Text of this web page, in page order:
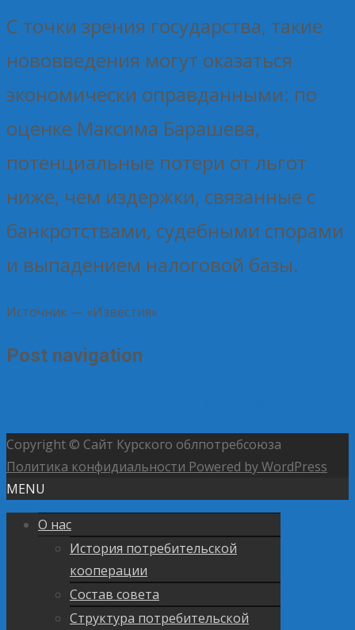
С точки зрения государства, такие
нововведения могут оказаться
экономически оправданными: по
оценке Максима Барашева,
потенциальные потери от льгот
ниже, чем издержки, связанные с
банкротствами, судебными спорами
и выпадением налоговой базы.
Источник — «Известия»
Post navigation
Copyright © Сайт Курского облпотребсоюза
Политика конфидиальности Powered by WordPress
MENU
О нас
История потребительской
кооперации
Состав совета
Структура потребительской